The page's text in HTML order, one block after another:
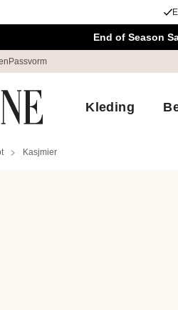
End of Season
Passvorm
Kleding
Kasjmier